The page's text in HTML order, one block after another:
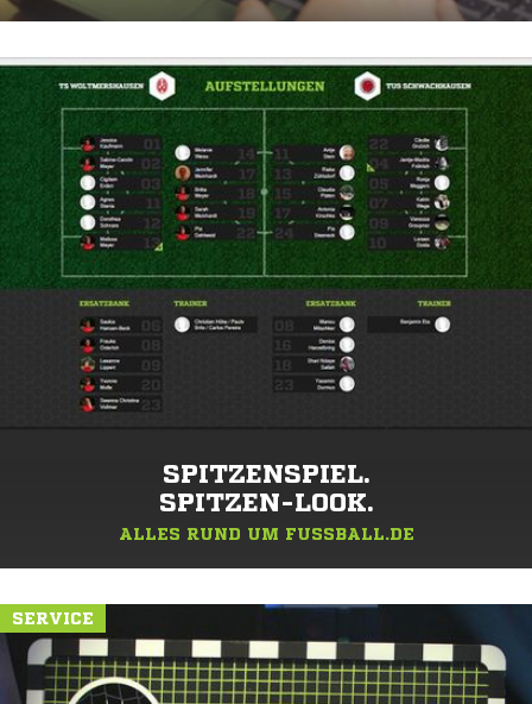
SPITZENSPIEL.
SPITZEN-LOOK.
ALLES RUND UM FUSSBALL.DE
SERVICE